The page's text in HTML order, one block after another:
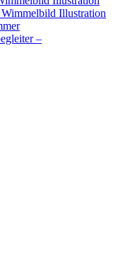
Illustration
–